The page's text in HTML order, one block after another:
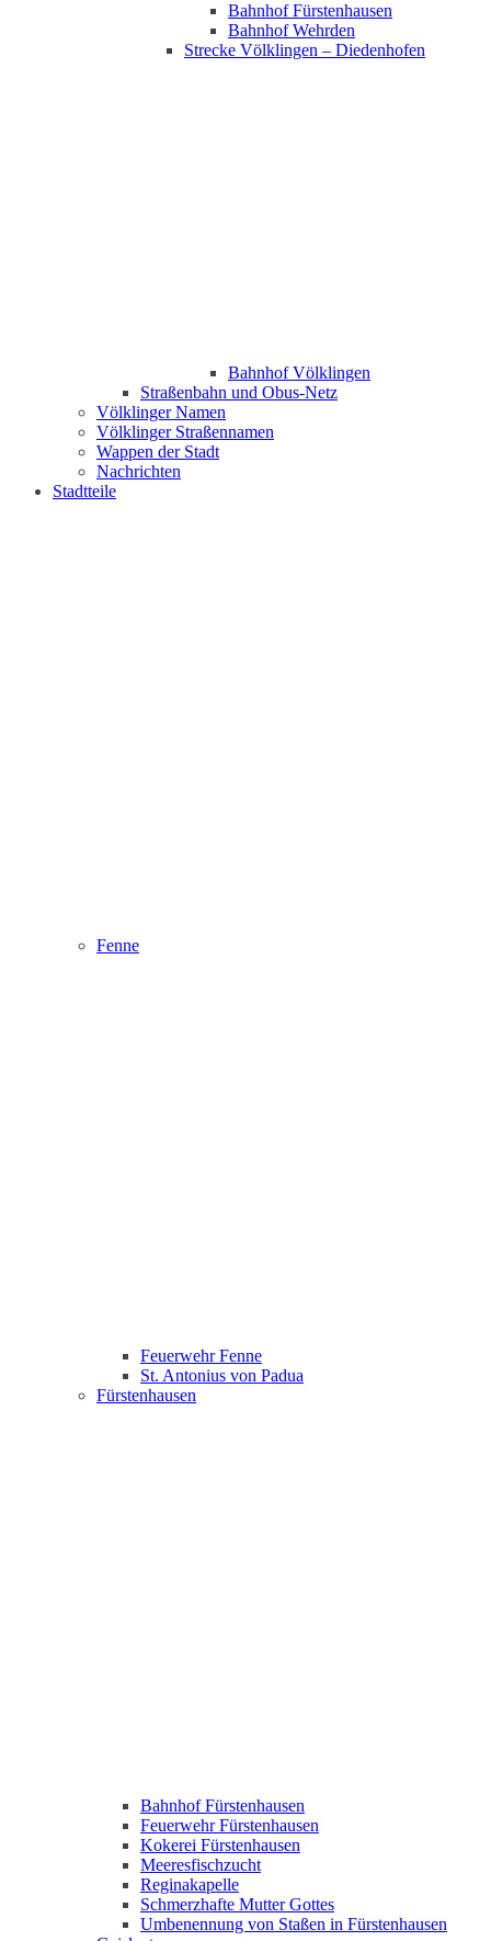
Bahnhof Fürstenhausen
Bahnhof Wehrden
Strecke Völklingen – Diedenhofen
Bahnhof Völklingen
Straßenbahn und Obus-Netz
Völklinger Namen
Völklinger Straßennamen
Wappen der Stadt
Nachrichten
Stadtteile
Fenne
Feuerwehr Fenne
St. Antonius von Padua
Fürstenhausen
Bahnhof Fürstenhausen
Feuerwehr Fürstenhausen
Kokerei Fürstenhausen
Meeresfischzucht
Reginakapelle
Schmerzhafte Mutter Gottes
Umbenennung von Staßen in Fürstenhausen